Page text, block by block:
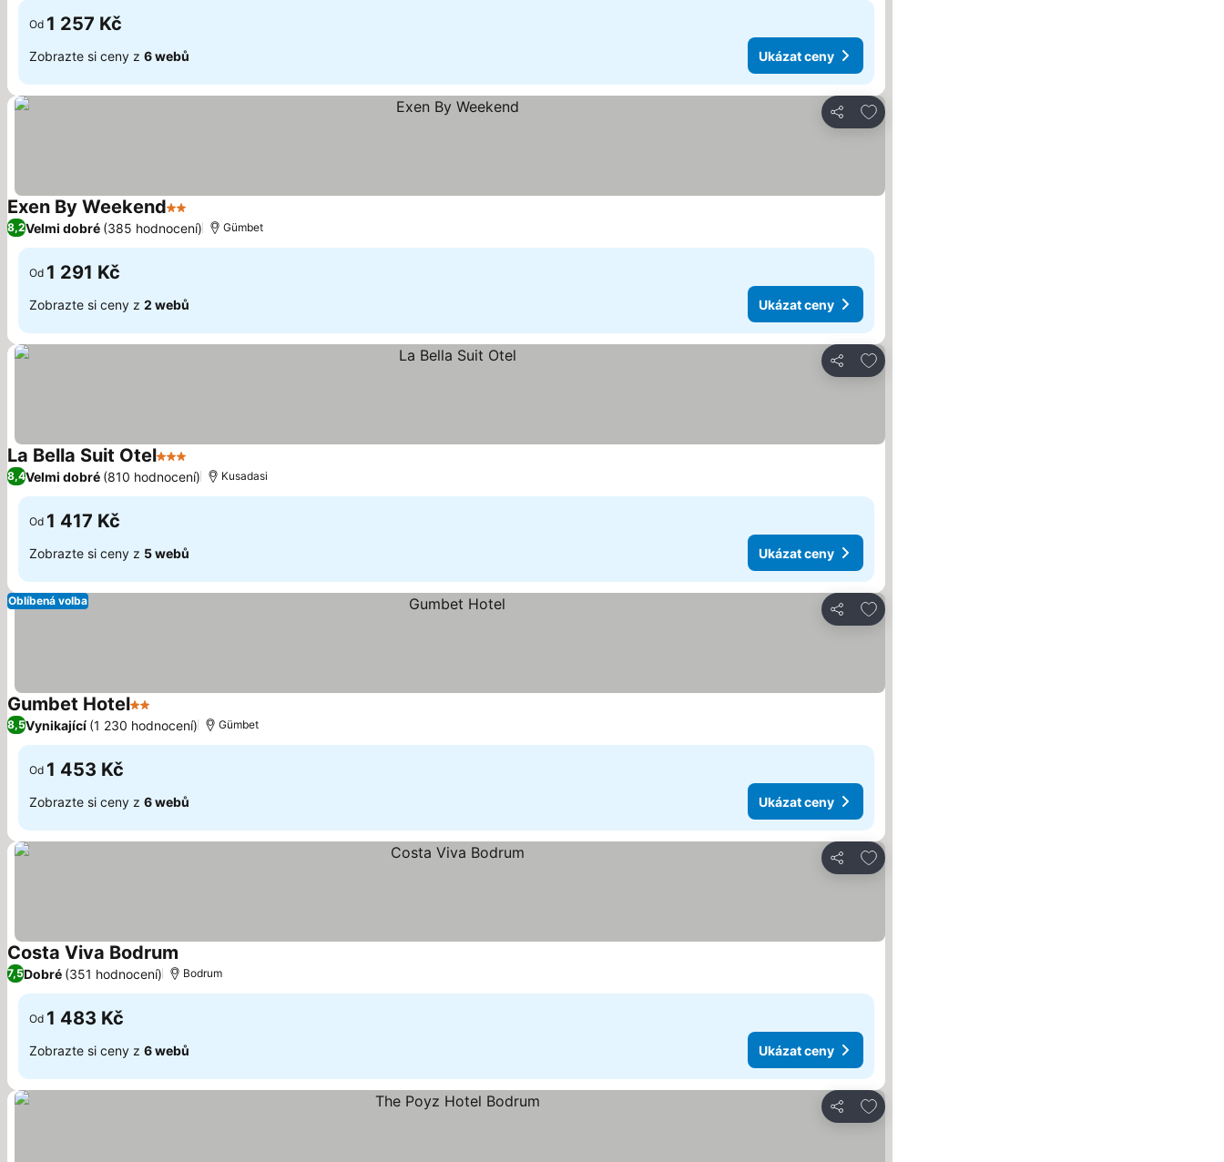
Od 1 257 Kč
Zobrazte si ceny z 6 webů Ukázat ceny
Sdílet
Přidat na seznam oblíbených hotelů
Exen By Weekend2 Počet hvězdiček
8,2Velmi dobré (385 hodnocení) Gümbet
Od 1 291 Kč
Zobrazte si ceny z 2 webů Ukázat ceny
Sdílet
Přidat na seznam oblíbených hotelů
La Bella Suit Otel3 Počet hvězdiček
8,4Velmi dobré (810 hodnocení) Kusadasi
Od 1 417 Kč
Zobrazte si ceny z 5 webů Ukázat ceny
Sdílet
Přidat na seznam oblíbených hotelů
Oblíbená volba
Gumbet Hotel2 Počet hvězdiček
8,5Vynikající (1 230 hodnocení) Gümbet
Od 1 453 Kč
Zobrazte si ceny z 6 webů Ukázat ceny
Sdílet
Přidat na seznam oblíbených hotelů
Costa Viva Bodrum
7,5Dobré (351 hodnocení) Bodrum
Od 1 483 Kč
Zobrazte si ceny z 6 webů Ukázat ceny
Sdílet
Přidat na seznam oblíbených hotelů